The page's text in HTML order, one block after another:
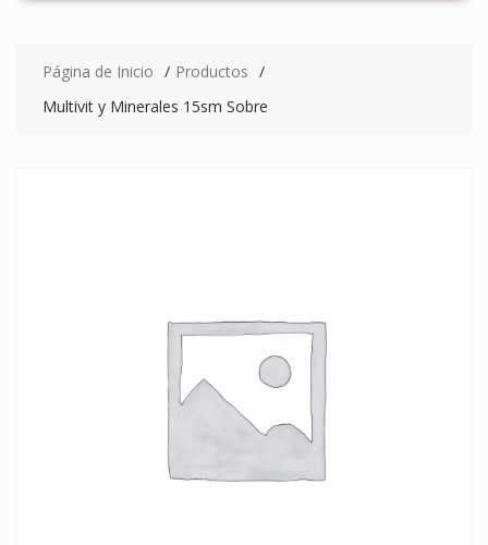
Página de Inicio
Productos
Multivit y Minerales 15sm Sobre